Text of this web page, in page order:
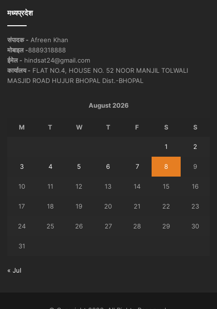
मध्यप्रदेश
संपादक - Afreen Khan
मोबाइल -8889318888
ईमेल - hindsat24@gmail.com
कार्यालय - FLAT NO.4, HOUSE NO. 52 NOOR MANJIL TOLWALI
MASJID ROAD HUJUR BHOPAL Dist.-BHOPAL
August 2026
M T W T F S S
1 2
3 4 5 6 7 8 9
10 11 12 13 14 15 16
17 18 19 20 21 22 23
24 25 26 27 28 29 30
31
« Jul